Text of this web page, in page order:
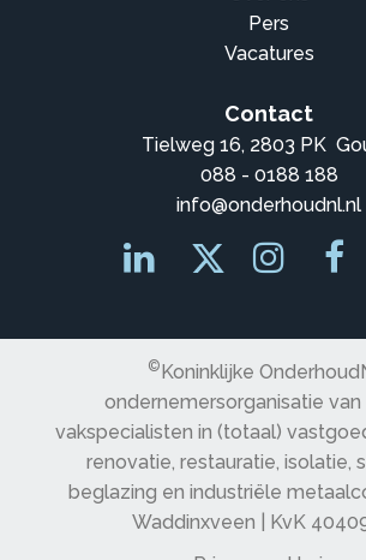
Pers
Vacatures
Contact
Tielweg 16, 2803 PK
088 - 0188 188
info@onderhoudnl.nl
©Koninklijke
ondernemersorganisatie van
vakspecialisten in (totaal)
renovatie, restauratie, isolatie,
beglazing en industriële
Waddinxveen | KvK